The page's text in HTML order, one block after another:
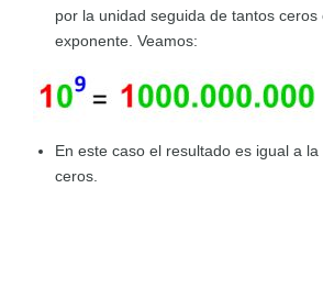
por la unidad seguida de tantos ceros
exponente. Veamos:
En este caso el resultado es igual a
ceros.